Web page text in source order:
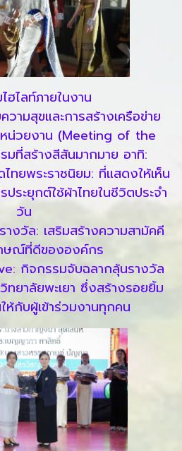
ฮไลท์ภายในงาน
วามสุขและการสร้างเครือข่าย
หน่วยงาน (Meeting of the
ที่สร้างสีสันมากมาย อาทิ:
ทยพระราชนิยม: ที่แสดงให้เห็น
ระยุกต์ใช้ผ้าไทยในชีวิตประจำ
วัน
งวัล: เสริมสร้างความสามัคคี
ษณ์ที่ดีขององค์กร
กิจกรรมจับฉลากลุ้นรางวัล
ทยาลัยพะเยา ซึ่งสร้างรอยยิ้ม
ห้กับผู้เข้าร่วมงานทุกคน